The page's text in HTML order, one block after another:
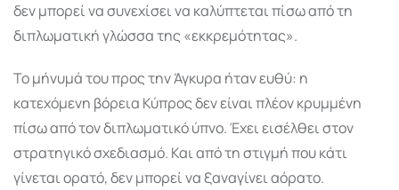
δεν μπορεί να συνεχίσει να καλύπτεται πίσω από τη
διπλωματική γλώσσα της «εκκρεμότητας».
Το μήνυμά του προς την Άγκυρα ήταν ευθύ: η
κατεχόμενη βόρεια Κύπρος δεν είναι πλέον κρυμμένη
πίσω από τον διπλωματικό ύπνο. Έχει εισέλθει στον
στρατηγικό σχεδιασμό. Και από τη στιγμή που κάτι
γίνεται ορατό, δεν μπορεί να ξαναγίνει αόρατο.